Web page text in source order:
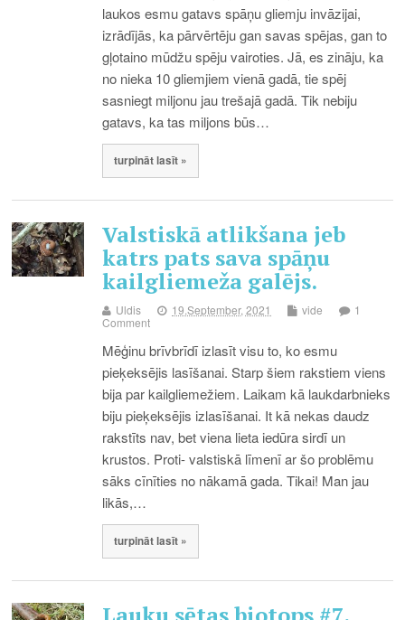
laukos esmu gatavs spāņu gliemju invāzijai,
izrādījās, ka pārvērtēju gan savas spējas, gan to
gļotaino mūdžu spēju vairoties. Jā, es zināju, ka
no nieka 10 gliemjiem vienā gadā, tie spēj
sasniegt miljonu jau trešajā gadā. Tik nebiju
gatavs, ka tas miljons būs…
turpināt lasīt »
Valstiskā atlikšana jeb
katrs pats sava spāņu
kailgliemeža galējs.
Uldis 19.September, 2021 vide
1
Comment
Mēģinu brīvbrīdī izlasīt visu to, ko esmu
pieķeksējis lasīšanai. Starp šiem rakstiem viens
bija par kailgliemežiem. Laikam kā laukdarbnieks
biju pieķeksējis izlasīšanai. It kā nekas daudz
rakstīts nav, bet viena lieta iedūra sirdī un
krustos. Proti- valstiskā līmenī ar šo problēmu
sāks cīnīties no nākamā gada. Tikai! Man jau
likās,…
turpināt lasīt »
Lauku sētas biotops #7.